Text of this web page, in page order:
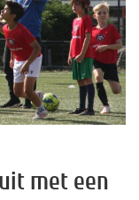
met een